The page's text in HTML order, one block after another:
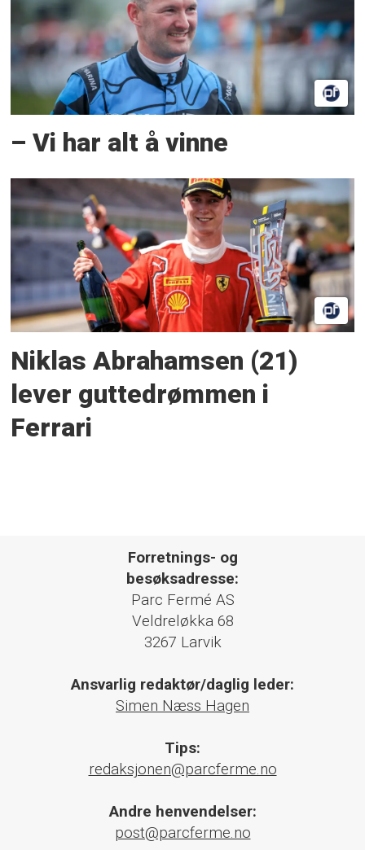
– Vi har alt å vinne
Niklas Abrahamsen (21)
lever guttedrømmen i
Ferrari
Forretnings- og
besøksadresse:
Parc Fermé AS
Veldreløkka 68
3267 Larvik
Ansvarlig redaktør/daglig leder:
Simen Næss Hagen
Tips:
redaksjonen@parcferme.no
Andre henvendelser:
post@parcferme.no